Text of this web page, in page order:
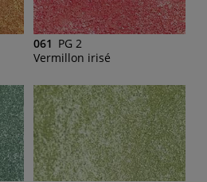
061 PG 2
Vermillon irisé